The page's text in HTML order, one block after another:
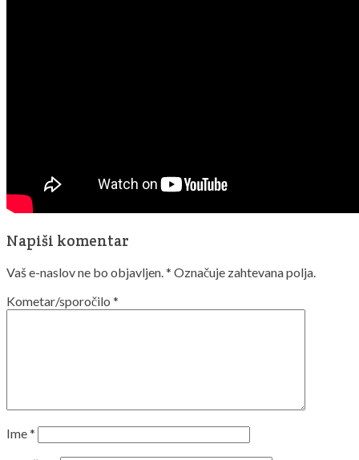
Napiši komentar
Vaš e-naslov ne bo objavljen.* Označuje zahtevana polja.
Kometar/sporočilo *
Ime*